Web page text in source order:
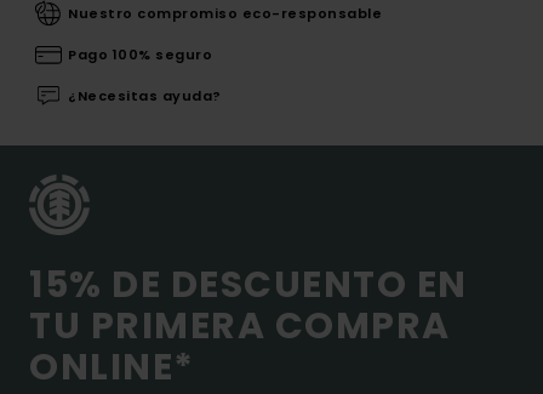
Nuestro compromiso eco-responsable
Pago 100% seguro
¿Necesitas ayuda?
15% DE DESCUENTO EN
TU PRIMERA COMPRA
ONLINE*